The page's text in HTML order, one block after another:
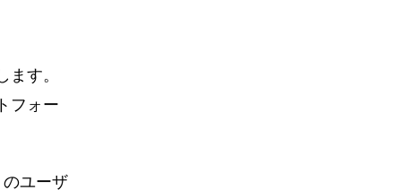
す。
フォー
ユーザ